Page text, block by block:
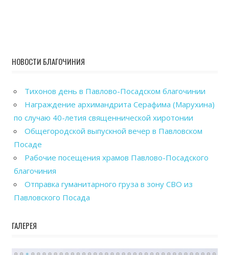
НОВОСТИ БЛАГОЧИНИЯ
Тихонов день в Павлово-Посадском благочинии
Награждение архимандрита Серафима (Марухина)
по случаю 40-летия священнической хиротонии
Общегородской выпускной вечер в Павловском
Посаде
Рабочие посещения храмов Павлово-Посадского
благочиния
Отправка гуманитарного груза в зону СВО из
Павловского Посада
ГАЛЕРЕЯ